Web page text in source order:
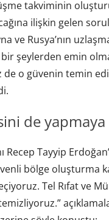
takviminin
ilişkin gelen
ve Rusya’nın
bir şeylerden emin
de o güvenin temin
de yapmaya
Recep Tayyip
bölge oluşturma
Tel Rıfat ve